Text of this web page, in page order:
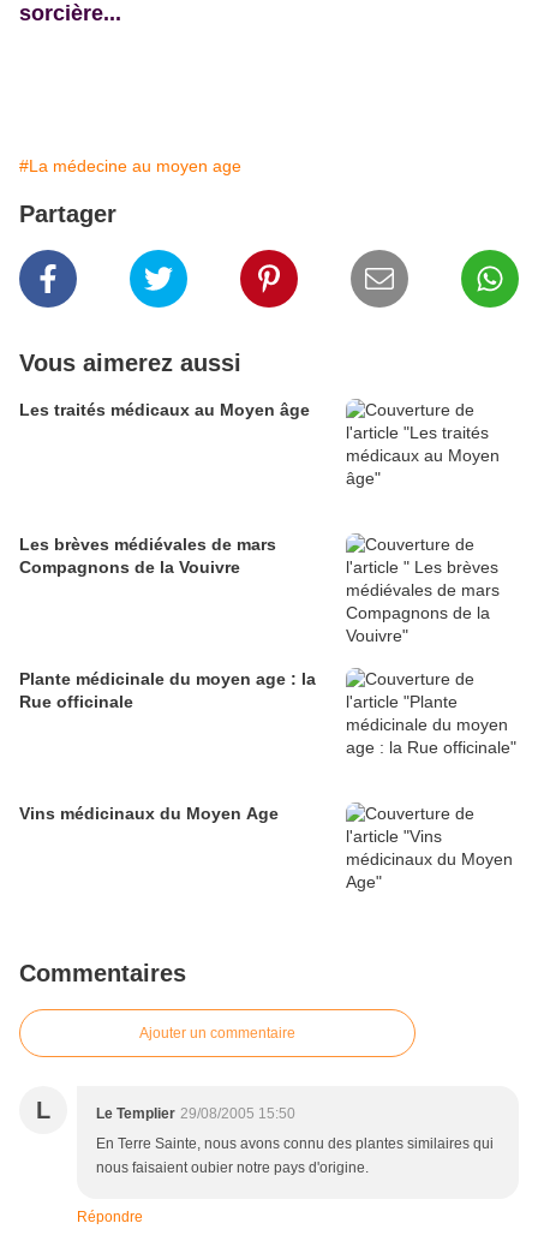
sorcière...
#La médecine au moyen age
Partager
Vous aimerez aussi
Les traités médicaux au Moyen âge
Les brèves médiévales de mars
Compagnons de la Vouivre
Plante médicinale du moyen age : la
Rue officinale
Vins médicinaux du Moyen Age
Commentaires
Ajouter un commentaire
L Le Templier 29/08/2005 15:50
En Terre Sainte, nous avons connu des plantes similaires qui
nous faisaient oubier notre pays d'origine.
Répondre